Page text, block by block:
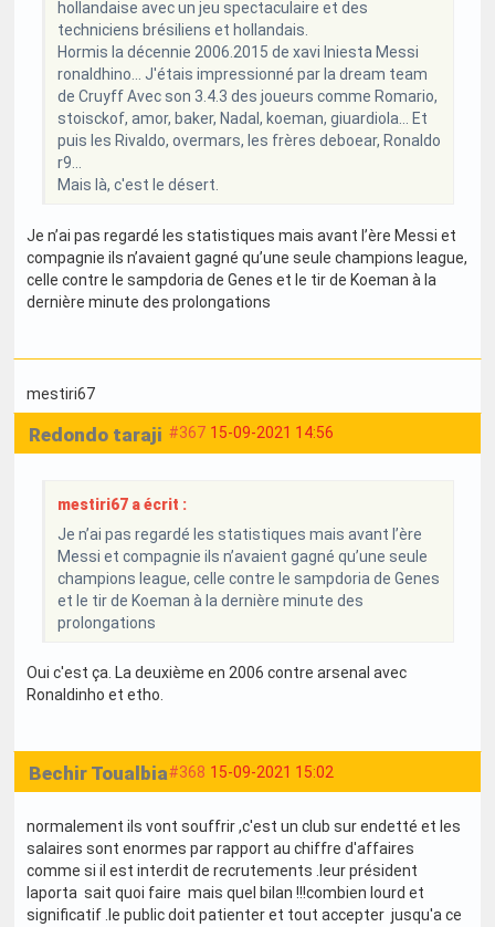
hollandaise avec un jeu spectaculaire et des
techniciens brésiliens et hollandais.
Hormis la décennie 2006.2015 de xavi Iniesta Messi
ronaldhino... J'étais impressionné par la dream team
de Cruyff Avec son 3.4.3 des joueurs comme Romario,
stoisckof, amor, baker, Nadal, koeman, giuardiola... Et
puis les Rivaldo, overmars, les frères deboear, Ronaldo
r9...
Mais là, c'est le désert.
Je n’ai pas regardé les statistiques mais avant l’ère Messi et
compagnie ils n’avaient gagné qu’une seule champions league,
celle contre le sampdoria de Genes et le tir de Koeman à la
dernière minute des prolongations
mestiri67
#367 15-09-2021 14:56
Redondo taraji
mestiri67 a écrit :
Je n’ai pas regardé les statistiques mais avant l’ère
Messi et compagnie ils n’avaient gagné qu’une seule
champions league, celle contre le sampdoria de Genes
et le tir de Koeman à la dernière minute des
prolongations
Oui c'est ça. La deuxième en 2006 contre arsenal avec
Ronaldinho et etho.
#368 15-09-2021 15:02
Bechir Toualbia
normalement ils vont souffrir ,c'est un club sur endetté et les
salaires sont enormes par rapport au chiffre d'affaires
comme si il est interdit de recrutements .leur président
laporta sait quoi faire mais quel bilan !!!combien lourd et
significatif .le public doit patienter et tout accepter jusqu'a ce